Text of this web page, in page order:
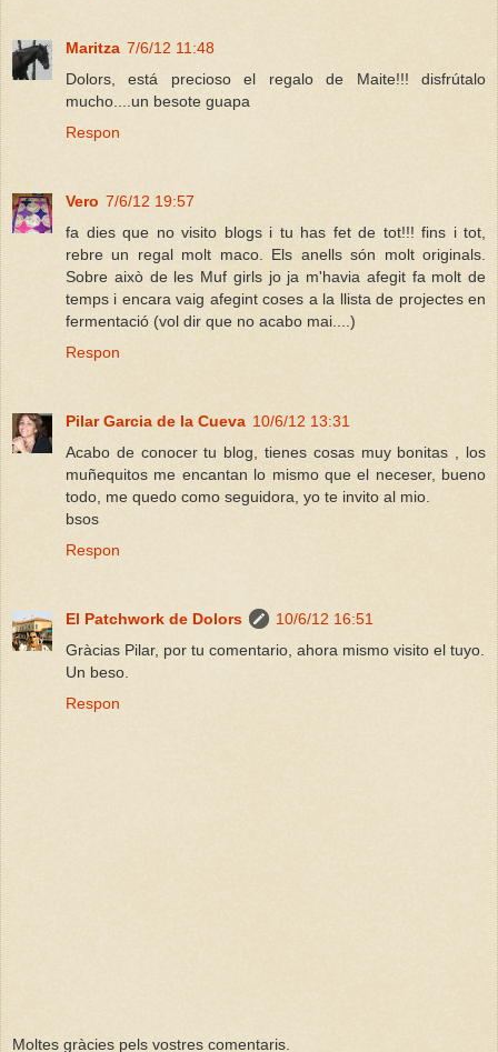
Maritza 7/6/12 11:48
Dolors, está precioso el regalo de Maite!!! disfrútalo
mucho....un besote guapa
Respon
Vero 7/6/12 19:57
fa dies que no visito blogs i tu has fet de tot!!! fins i tot,
rebre un regal molt maco. Els anells són molt originals.
Sobre això de les Muf girls jo ja m'havia afegit fa molt de
temps i encara vaig afegint coses a la llista de projectes en
fermentació (vol dir que no acabo mai....)
Respon
Pilar Garcia de la Cueva 10/6/12 13:31
Acabo de conocer tu blog, tienes cosas muy bonitas , los
muñequitos me encantan lo mismo que el neceser, bueno
todo, me quedo como seguidora, yo te invito al mio.
bsos
Respon
El Patchwork de Dolors
10/6/12 16:51
Gràcias Pilar, por tu comentario, ahora mismo visito el tuyo.
Un beso.
Respon
Moltes gràcies pels vostres comentaris.